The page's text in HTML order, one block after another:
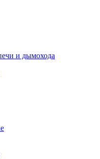
и дымохода